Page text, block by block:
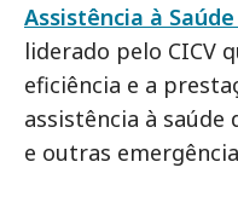
Assistência à
liderado pelo CICV
eficiência e a
assistência à
e outras